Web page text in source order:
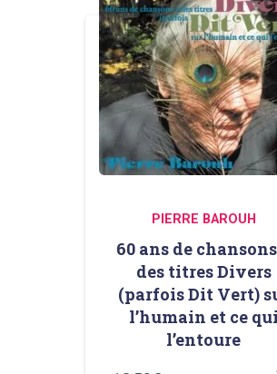
PIERRE BAROUH
60 ans de
des titres Divers
(parfois Dit Vert)
l’humain et ce qui
l’entoure